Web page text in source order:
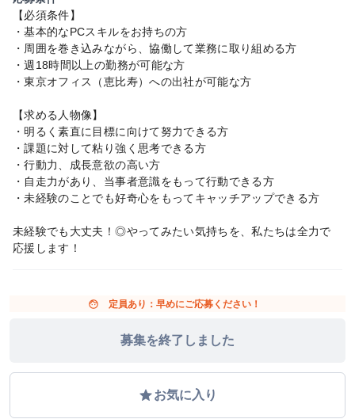
【必須条件】
・基本的なPCスキルをお持ちの方
・周囲を巻き込みながら、協働して業務に取り組める方
・週18時間以上の勤務が可能な方
・東京オフィス（恵比寿）への出社が可能な方
【求める人物像】
・明るく素直に目標に向けて努力できる方
・課題に対して粘り強く思考できる方
・行動力、成長意欲の高い方
・自走力があり、当事者意識をもって行動できる方
・未経験のことでも好奇心をもってキャッチアップできる方
未経験でも大丈夫！◎やってみたい気持ちを、私たちは全力で
応援します！
face 定員あり：早めにご応募ください！
募集を終了しました
gradeお気に入り